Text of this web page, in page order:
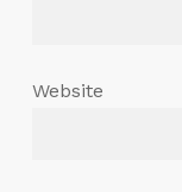
Website